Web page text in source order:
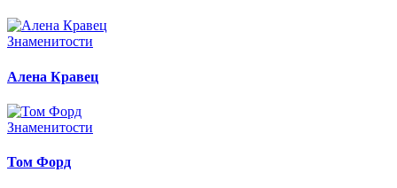
Знаменитости
Алена Кравец
Знаменитости
Том Форд